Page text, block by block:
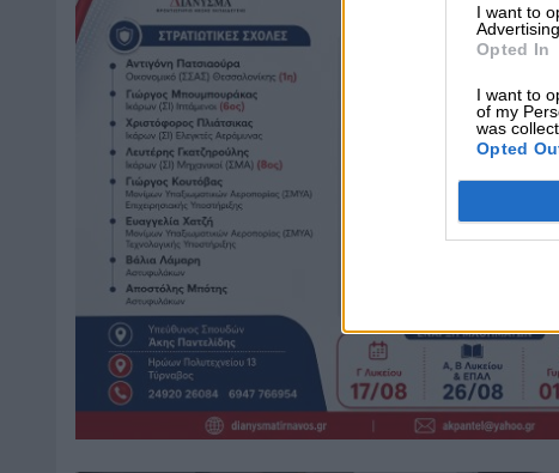
I want to
Advertising.
Opted In
I want to
of my
was
Opted